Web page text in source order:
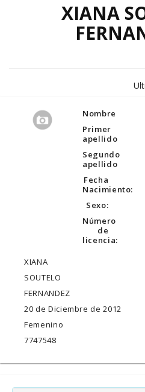
XIANA
Nombre
Primer
apellido
Segundo
apellido
Fecha
Nacimiento:
Sexo:
Número
de
licencia:
XIANA
SOUTELO
FERNANDEZ
20 de Diciembre de 2012
Femenino
7747548